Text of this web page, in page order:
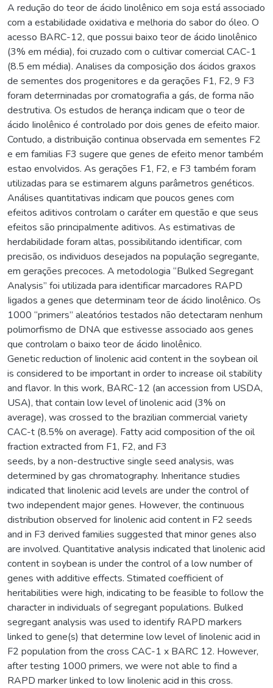
A redução do teor de ácido linolênico em soja está associado
com a estabilidade oxidativa e melhoria do sabor do óleo. O
acesso BARC-12, que possui baixo teor de ácido linolênico
(3% em média), foi cruzado com o cultivar comercial CAC-1
(8.5 em média). Analises da composição dos ácidos graxos
de sementes dos progenitores e da gerações F1, F2, 9 F3
foram deterrninadas por cromatografia a gás, de forma não
destrutiva. Os estudos de herança indicam que o teor de
ácido Iinolênico é controlado por dois genes de efeito maior.
Contudo, a distribuição continua observada em sementes F2
e em familias F3 sugere que genes de efeito menor também
estao envolvidos. As gerações F1, F2, e F3 também foram
utilizadas para se estimarem alguns parâmetros genéticos.
Análises quantitativas indicam que poucos genes com
efeitos aditivos controlam o caráter em questão e que seus
efeitos são principalmente aditivos. As estimativas de
herdabilidade foram altas, possibilitando identificar, com
precisão, os individuos desejados na população segregante,
em gerações precoces. A metodologia “Bulked Segregant
Analysis” foi utilizada para identificar marcadores RAPD
Iigados a genes que determinam teor de ácido Iinolênico. Os
1000 “primers” aleatórios testados não detectaram nenhum
polimorfismo de DNA que estivesse associado aos genes
que controlam o baixo teor de ácido Iinolênico.
Genetic reduction of Iinolenic acid content in the soybean oil
is considered to be important in order to increase oil stability
and flavor. In this work, BARC-12 (an accession from USDA,
USA), that contain low level of linolenic acid (3% on
average), was crossed to the brazilian commercial variety
CAC-t (8.5% on average). Fatty acid composition of the oil
fraction extracted from F1, F2, and F3
seeds, by a non-destructive single seed analysis, was
determined by gas chromatography. Inheritance studies
indicated that Iinolenic acid levels are under the control of
two independent major genes. However, the continuous
distribution observed for Iinolenic acid content in F2 seeds
and in F3 derived families suggested that minor genes also
are involved. Quantitative analysis indicated that linolenic acid
content in soybean is under the control of a low number of
genes with additive effects. Stimated coefficient of
heritabilities were high, indicating to be feasible to follow the
character in individuals of segregant populations. Bulked
segregant analysis was used to identify RAPD markers
linked to gene(s) that determine low level of Iinolenic acid in
F2 population from the cross CAC-1 x BARC 12. However,
after testing 1000 primers, we were not able to find a
RAPD marker linked to low Iinolenic acid in this cross.